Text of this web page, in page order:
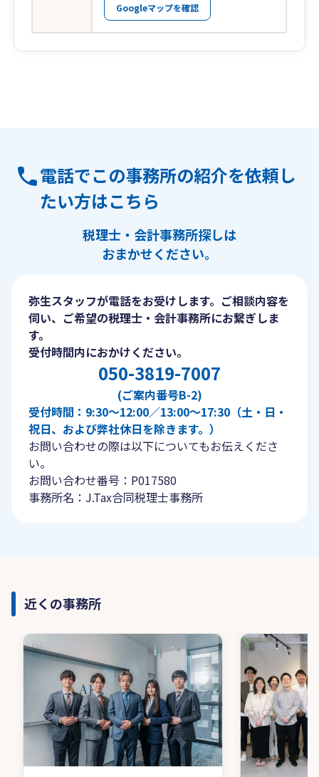
Googleマップを確認
電話でこの事務所の紹介を依頼し
たい方はこちら
税理士・会計事務所探しは
おまかせください。
弥生スタッフが電話をお受けします。ご相談内容を
伺い、ご希望の税理士・会計事務所にお繋ぎしま
す。
受付時間内におかけください。
050-3819-7007
(ご案内番号B-2)
受付時間：9:30〜12:00／13:00〜17:30（土・日・
祝日、および弊社休日を除きます。）
お問い合わせの際は以下についてもお伝えくださ
い。
お問い合わせ番号：P017580
事務所名：J.Tax合同税理士事務所
近くの事務所